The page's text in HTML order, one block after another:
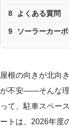
8 よくある質問
9 ソーラーカー
屋根の向きが北向
が不安——そんな理
って、駐車スペー
ートは、2026年度